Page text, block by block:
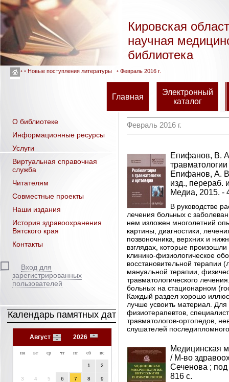
◦ ◦ Новые поступления литературы ◦ Февраль 2016 г.
Кировская
научная
библиотека
Главная
Электронный
каталог
О библиотеке
Информационные ресурсы
Услуги
Виртуальная справочная
служба
Читателям
Совместные проекты
Наши издания
История здравоохранения
Вятского края
Контакты
Вход для
зарегистрированных
пользователей
Календарь памятных дат
Август 2026
пн вт ср чт пт сб вс
1 2
3 4 5 6 7 8 9
Февраль 2016 г.
Епифанов, В.
Епифанов, А.
изд.,
Медиа, 2015. -
В руководстве
лечения больных с
нем изложен многолетний
картины, диагностики,
позвоночника, верхних и
взглядах, которые
клинико-физиологическое
восстановительной терапии
мануальной терапии,
травматологического
больных на стационарном
Каждый раздел хорошо
лучше усвоить материал.
физиотерапевтов,
травматологов-ортопедов,
слушателей
Медицинская
/ М-во
Сеченова ;
816 с.